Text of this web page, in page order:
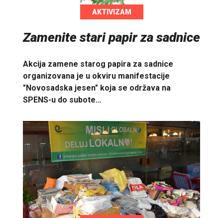
AKTIVIZAM
Zamenite stari papir za sadnice
Akcija zamene starog papira za sadnice
organizovana je u okviru manifestacije
"Novosadska jesen" koja se održava na
SPENS-u do subote…